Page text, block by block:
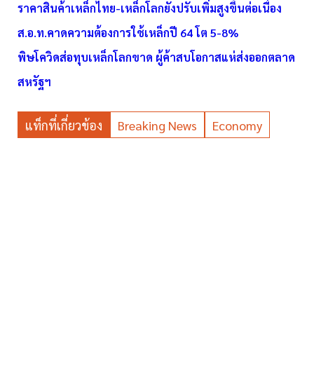
ราคาสินค้าเหล็กไทย-เหล็กโลกยังปรับเพิ่มสูงขึ้นต่อเนื่อง
ส.อ.ท.คาดความต้องการใช้เหล็กปี 64 โต 5-8%
พิษโควิดส่อทุบเหล็กโลกขาด ผู้ค้าสบโอกาสแห่ส่งออกตลาด
สหรัฐฯ
แท็กที่เกี่ยวข้อง Breaking News Economy